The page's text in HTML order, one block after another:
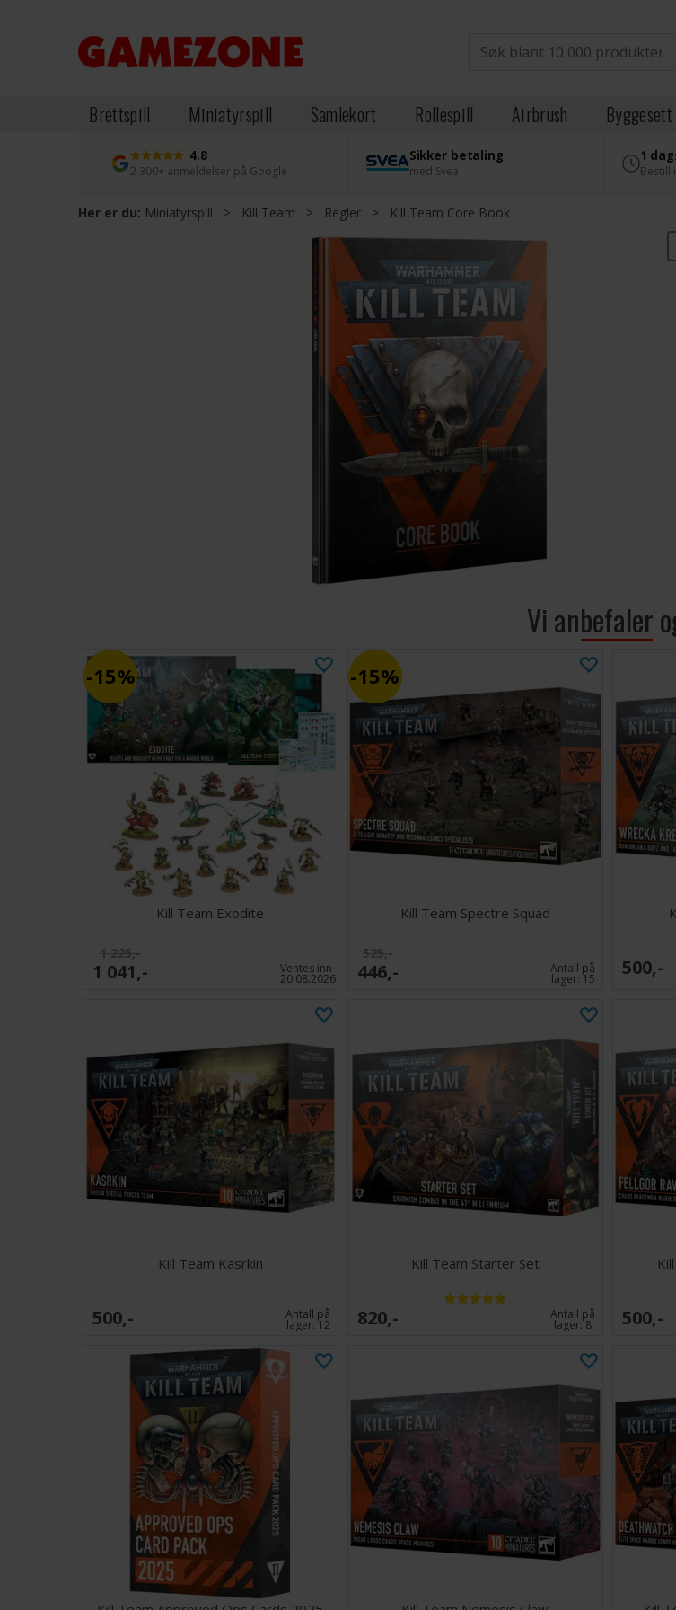
Brettspill Miniatyrspill Samlekort Rollespill Airbrush Byggesett
4.8
2 300+ anmeldelser på Google
Sikker betaling
med Svea
1
Bestill
Her er du: Miniatyrspill > Kill Team > Regler > Kill Team Core Book
Vi anbefaler
15%
Kill Team Exodite
1 225,-
1 041,- Ventes inn
20.08.2026
15%
Kill Team Spectre Squad
525,-
446,- Antall på
lager: 15 500,-
Kill Team Kasrkin
500,- Antall på
lager: 12
Kill Team Starter Set
820,- Antall på
lager:8 500,-